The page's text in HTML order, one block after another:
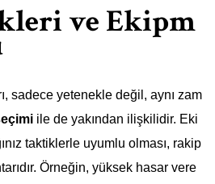
ve Ekipm
sadece yetenekle değil, aynı zam
ile de yakından ilişkilidir. Eki
taktiklerle uyumlu olması, rakip
Örneğin, yüksek hasar vere